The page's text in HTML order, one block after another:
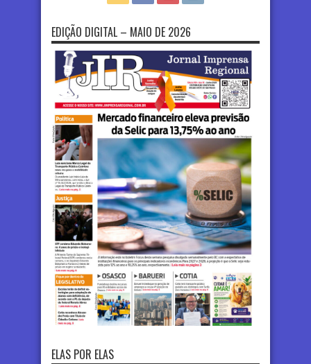
EDIÇÃO DIGITAL – MAIO DE 2026
ELAS POR ELAS